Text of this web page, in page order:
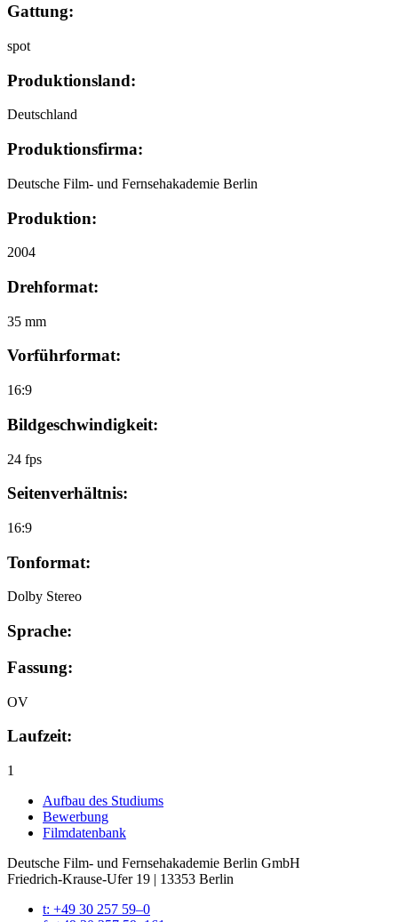
Gattung:
spot
Produktionsland:
Deutschland
Produktionsfirma:
Deutsche Film- und Fernsehakademie Berlin
Produktion:
2004
Drehformat:
35 mm
Vorführformat:
16:9
Bildgeschwindigkeit:
24 fps
Seitenverhältnis:
16:9
Tonformat:
Dolby Stereo
Sprache:
Fassung:
OV
Laufzeit:
1
Auf­bau des Stu­di­ums
Bewer­bung
Film­da­ten­bank
Deutsche Film- und Fernseh­akademie Berlin GmbH
Friedrich-Krause-Ufer 19 | 13353 Berlin
t: +49 30 257 59–0